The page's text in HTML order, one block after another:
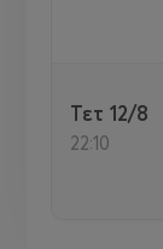
Τετ 12/8
22:10